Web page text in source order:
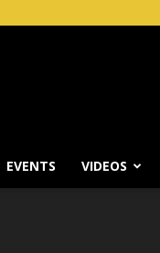
EVENTS VIDEOS